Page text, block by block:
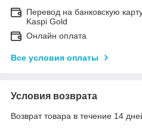
Перевод на банковскую
Kaspi Gold
Онлайн оплата
Все условия оплаты
Условия возврата
Возврат товара в течение 14